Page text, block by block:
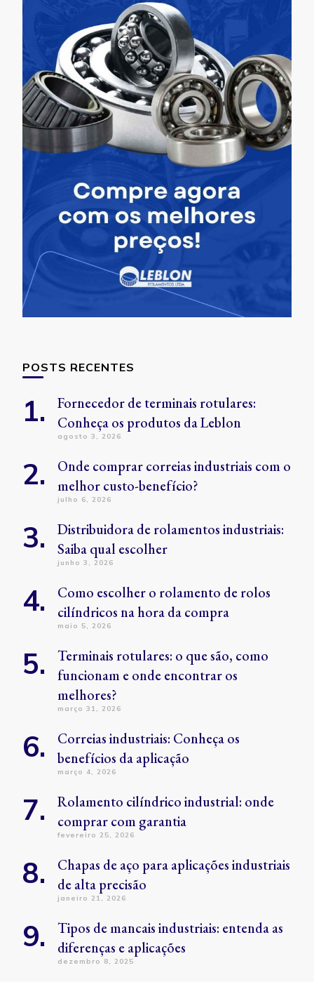
POSTS RECENTES
Fornecedor de terminais rotulares:
Conheça os produtos da Leblon
agosto 3, 2026
Onde comprar correias industriais com o
melhor custo-benefício?
julho 6, 2026
Distribuidora de rolamentos industriais:
Saiba qual escolher
junho 3, 2026
Como escolher o rolamento de rolos
cilíndricos na hora da compra
maio 5, 2026
Terminais rotulares: o que são, como
funcionam e onde encontrar os
melhores?
março 31, 2026
Correias industriais: Conheça os
benefícios da aplicação
março 4, 2026
Rolamento cilíndrico industrial: onde
comprar com garantia
fevereiro 25, 2026
Chapas de aço para aplicações industriais
de alta precisão
janeiro 21, 2026
Tipos de mancais industriais: entenda as
diferenças e aplicações
dezembro 8, 2025